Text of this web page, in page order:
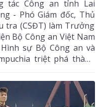
tác Công an tỉnh Lai
- Phó Giám đốc, Thủ
tra (CSĐT) làm Trưởng
Bộ Công an Việt Nam
sự Bộ Công an và
triệt phá thành
đoạt tài sản trên không
thu nhiều tang vật,